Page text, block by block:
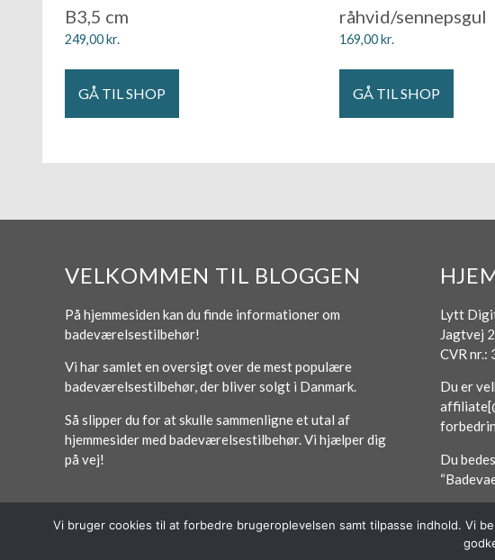
B3,5 cm
249,00kr.
GÅ TIL SHOP
råhvid/sennepsgul
169,00kr.
GÅ TIL SHOP
VELKOMMEN TIL BLOGGEN
På hjemmesiden kan du finde informationer om
badeværelsestilbehør!
Vi har samlet en oversigt over de mest populære
badeværelsestilbehør, der bliver solgt i Danmark.
Så slipper du for at skulle sammenligne et utal af
hjemmesider med badeværelsestilbehør. Vi hjælper dig
på vej!
Lytt
Jagtvej
CVR nr.:
Du er
Du
Vi bruger cookies til at forbedre brugeroplevelsen samt tilpasse indhold. Vi